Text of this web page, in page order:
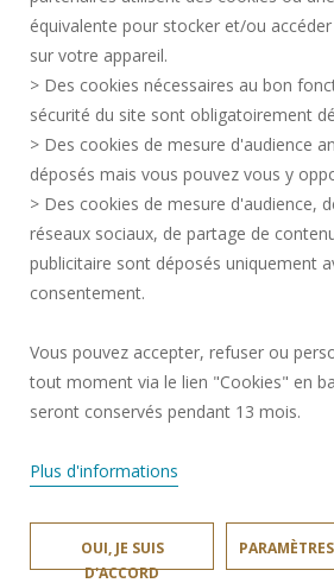
CONTACTS
DONNÉES PERSONNELLES
SERVICES PUBLICS +
CRÉDITS
JE DONNE MON AVIS
ACCESSIBILITÉ : NON CONFORME
GESTION DES COOKIES
Rejoignez-nous!
Une
notre
équipes
équivalente pour stocker et/ou
sur votre appareil.
> Des cookies nécessaires au bon
sécurité du site sont obligatoirement
> Des cookies de mesure d'audience
déposés mais vous pouvez vous y
> Des cookies de mesure d'audience,
réseaux sociaux, de partage de
publicitaire sont déposés uniquement
consentement.
Vous pouvez accepter, refuser ou
tout moment via le lien "Cookies" en
seront conservés pendant 13 mois.
Plus d'informations
OUI, JE SUIS
D'ACCORD
PARAMÈTRES